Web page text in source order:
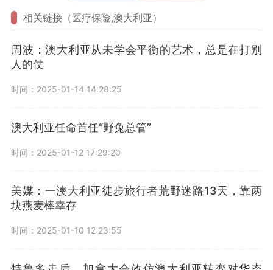
相关链接（医疗保险,澳大利亚）
周波：澳大利亚从未学会平衡的艺术，总是在打别
人的仗
时间：2025-01-14 14:28:25
澳大利亚任命首任“野兔总管”
时间：2025-01-12 17:29:20
美媒：一澳大利亚徒步旅行者荒野迷路13天，靠两
块燕麦棒幸存
时间：2025-01-10 12:23:55